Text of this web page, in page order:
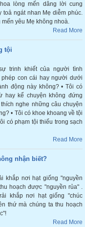
lòng mến dâng lời cung
toả ngát nhan Mẹ diễm phúc.
yêu Mẹ không nhoà.
Read More
tội
trinh khiết của người tình
phép con cái hay người dưới
động này không? • Tôi có
hay kể chuyện không đứng
nghe những câu chuyện
• Tôi có khoe khoang về tội
có phạm tội thiếu trong sạch
Read More
nhận biết?
khắp nơi hạt giống "nguyền
hoạch được "nguyền rủa" .
khắp nơi hạt giống "chúc
thứ mà chúng ta thu hoạch
Read More